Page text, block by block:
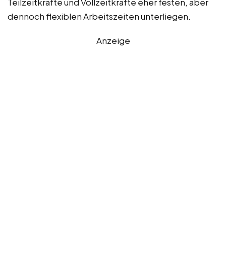
dennoch flexiblen Arbeitszeiten unterliegen.
Anzeige